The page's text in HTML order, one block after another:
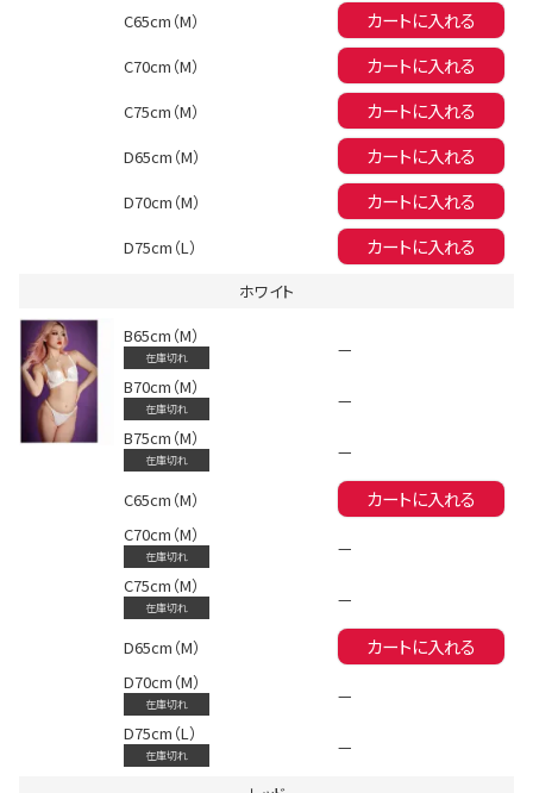
会員登録でいつでもお得に
DANCE MOVIE
Instagram LIVE items
C65cm（M） カートに入れる
C70cm（M） カートに入れる
C75cm（M） カートに入れる
D65cm（M） カートに入れる
D70cm（M） カートに入れる
D75cm（L） カートに入れる
ホワイト
B65cm（M）
在庫切れ
—
B70cm（M）
在庫切れ
—
B75cm（M）
在庫切れ —
C65cm（M） カートに入れる
C70cm（M）
在庫切れ
—
C75cm（M）
在庫切れ —
D65cm（M） カートに入れる
D70cm（M）
在庫切れ
—
D75cm（L）
在庫切れ —